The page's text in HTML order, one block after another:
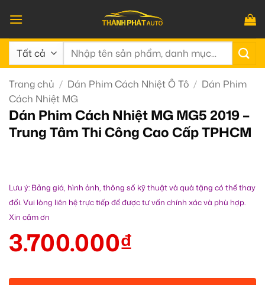
qua
nội
dung
Tìm
Trang chủ / Dán Phim Cách Nhiệt Ô Tô / Dán Phim
Cách Nhiệt MG
Dán Phim Cách Nhiệt MG MG5 2019 –
Trung Tâm Thi Công Cao Cấp TPHCM
Lưu ý: Bảng giá, hình ảnh, thông số kỹ thuật và quà tặng có thể thay
đổi. Vui lòng liên hệ trực tiếp để được tư vấn chính xác và phù hợp.
Xin cảm ơn
3.700.000₫